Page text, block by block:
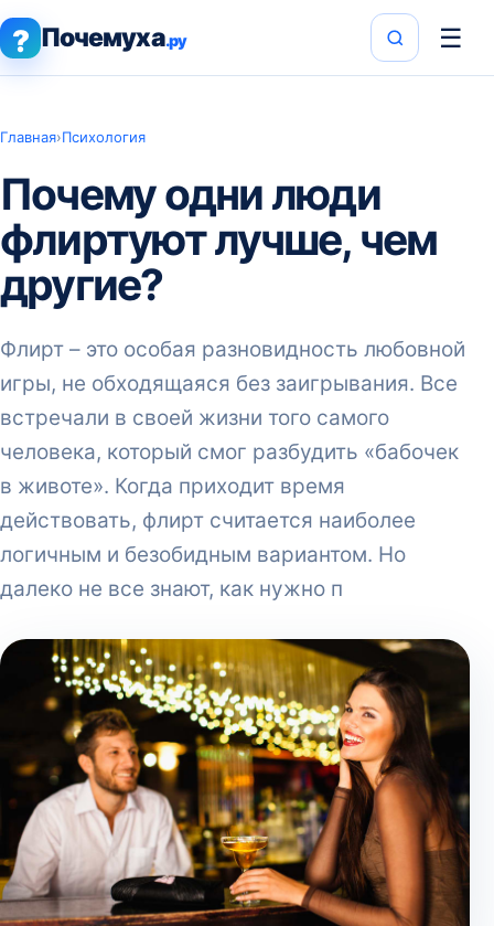
? Почемуха.ру ☰
Главная›Психология
Почему одни люди
флиртуют лучше, чем
другие?
Флирт – это особая разновидность любовной
игры, не обходящаяся без заигрывания. Все
встречали в своей жизни того самого
человека, который смог разбудить «бабочек
в животе». Когда приходит время
действовать, флирт считается наиболее
логичным и безобидным вариантом. Но
далеко не все знают, как нужно п